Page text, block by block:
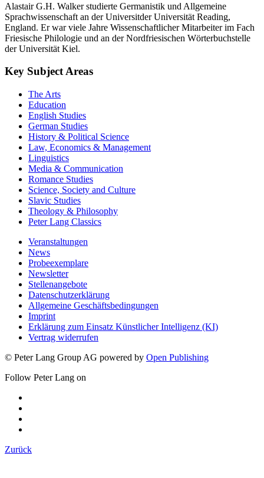
Alastair G.H. Walker studierte Germanistik und Allgemeine
Sprachwissenschaft an der Universitder Universität Reading,
England. Er war viele Jahre Wissenschaftlicher Mitarbeiter im Fach
Friesische Philologie und an der Nordfriesischen Wörterbuchstelle
der Universität Kiel.
Key Subject Areas
The Arts
Education
English Studies
German Studies
History & Political Science
Law, Economics & Management
Linguistics
Media & Communication
Romance Studies
Science, Society and Culture
Slavic Studies
Theology & Philosophy
Peter Lang Classics
Veranstaltungen
News
Probeexemplare
Newsletter
Stellenangebote
Datenschutzerklärung
Allgemeine Geschäftsbedingungen
Imprint
Erklärung zum Einsatz Künstlicher Intelligenz (KI)
Vertrag widerrufen
© Peter Lang Group AG powered by Open Publishing
Follow Peter Lang on
Zurück